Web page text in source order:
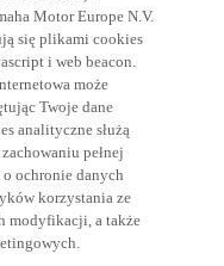
Motor Europe N.V.
się plikami cookies
i web beacon.
może
Twoje dane
analityczne służą
pełnej
ochronie danych
korzystania ze
modyfikacji, a także